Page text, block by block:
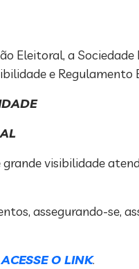
Eleitoral, a
e
visibilidade
assegurando-
ACESSE O LINK.